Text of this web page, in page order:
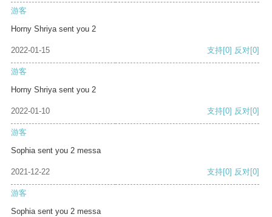
游客
Horny Shriya sent you 2
2022-01-15 支持[0] 反对[0]
游客
Horny Shriya sent you 2
2022-01-10 支持[0] 反对[0]
游客
Sophia sent you 2 messa
2021-12-22 支持[0] 反对[0]
游客
Sophia sent you 2 messa